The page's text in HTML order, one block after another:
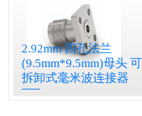
2.92mm 四孔法兰
(9.5mm*9.5mm)母头 可
拆卸式毫米波连接器